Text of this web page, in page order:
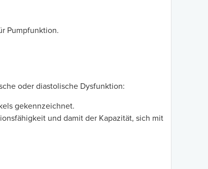
Pumpfunktion.
oder diastolische Dysfunktion:
gekennzeichnet.
und damit der Kapazität, sich mit